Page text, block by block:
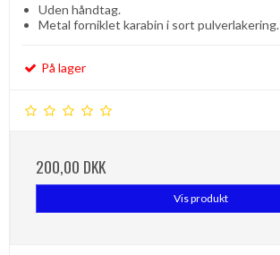
Uden håndtag.
Metal forniklet karabin i sort pulverlakering.
På lager
200,00 DKK
Vis produkt